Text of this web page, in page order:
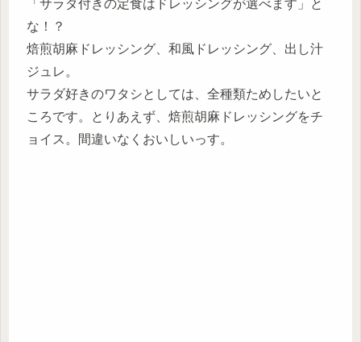
「サラダ付きの定食はドレッシングが選べます」と
な！？
焙煎胡麻ドレッシング、和風ドレッシング、出し汁
ジュレ。
サラダ好きのワタシとしては、全種類ためしたいと
ころです。とりあえず、焙煎胡麻ドレッシングをチ
ョイス。間違いなくおいしいっす。